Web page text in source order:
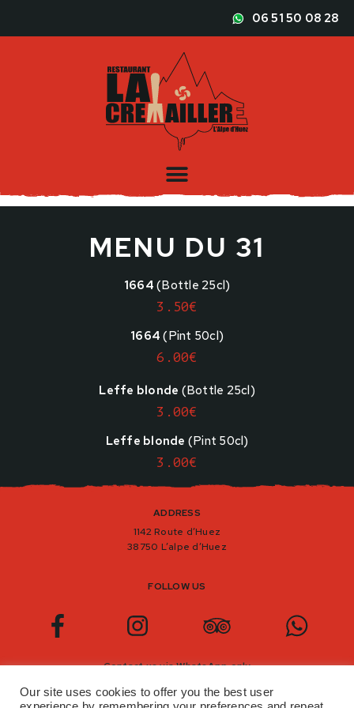
06 51 50 08 28
MENU DU 31
1664 (Bottle 25cl)
3.50€
1664(Pint 50cl)
6.00€
Leffe blonde (Bottle 25cl)
3.00€
Leffe blonde (Pint 50cl)
3.00€
ADDRESS
1142 Route d’Huez
38750 L’alpe d’Huez
FOLLOW US
Contact us via WhatsApp only
+33(0)06 51 50 08 28
fermeture le 18/04 jusqu’à début décembre, réservation aussi.
Our site uses cookies to offer you the best user